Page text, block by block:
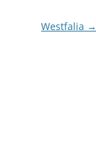
Westfalia →